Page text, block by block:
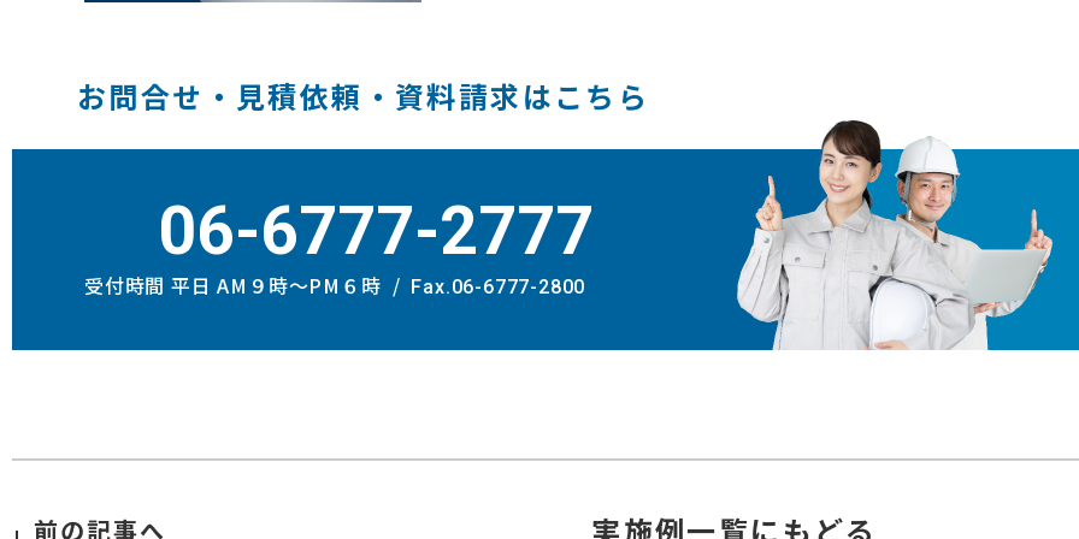
お問合せ・見積依頼・資料請求はこちら
06-6777-2777
受付時間 平日 AM９時〜PM６時 Fax.06-6777-2800
前の記事へ 実施例一覧にもどる